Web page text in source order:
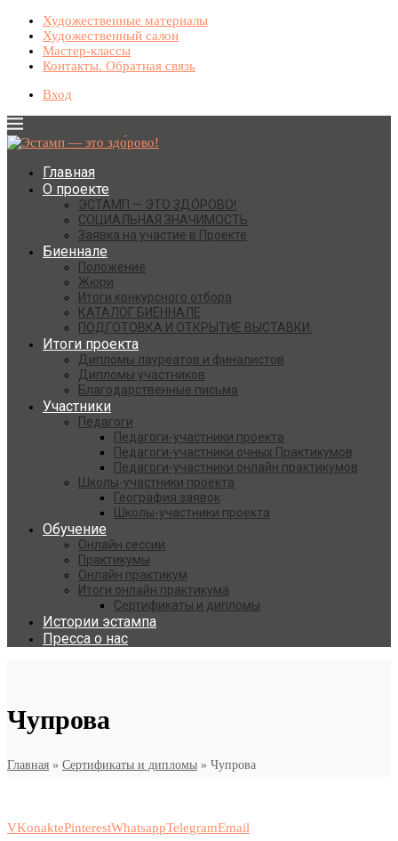
Художественные материалы
Художественный салон
Мастер-классы
Контакты. Обратная связь
Вход
Главная
О проекте
ЭСТАМП — ЭТО ЗДО́РОВО!
СОЦИАЛЬНАЯ ЗНАЧИМОСТЬ
Заявка на участие в Проекте
Биеннале
Положение
Жюри
Итоги конкурсного отбора
КАТАЛОГ БИЕННАЛЕ
ПОДГОТОВКА И ОТКРЫТИЕ ВЫСТАВКИ.
Итоги проекта
Дипломы лауреатов и финалистов
Дипломы участников
Благодарственные письма
Участники
Педагоги
Педагоги-участники проекта
Педагоги-участники очных Практикумов
Педагоги-участники онлайн практикумов
Школы-участники проекта
География заявок
Школы-участники проекта
Обучение
Онлайн сессии
Практикумы
Онлайн практикум
Итоги онлайн практикума
Сертификаты и дипломы
Истории эстампа
Пресса о нас
Чупрова
Главная » Сертификаты и дипломы » Чупрова
VKonaktePinterestWhatsappTelegramEmail